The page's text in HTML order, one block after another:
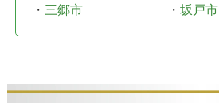
・ 三郷市 ・ 坂戸市